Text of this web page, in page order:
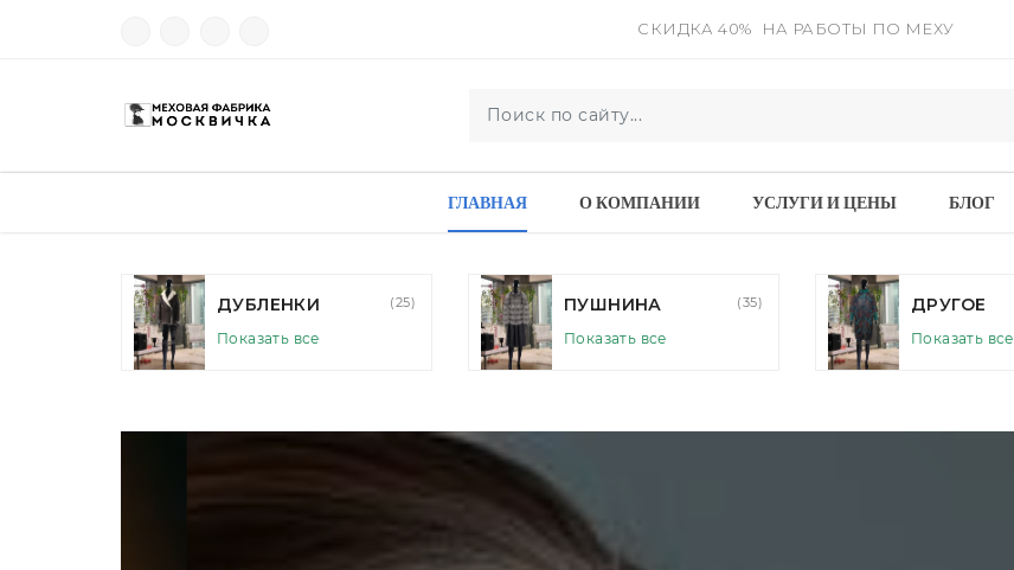
СКИДКА 40% НА РАБОТЫ ПО МЕХУ
ГЛАВНАЯ О КОМПАНИИ УСЛУГИ И ЦЕНЫ БЛОГ
ПУШНИНА (35)
Показать все
ДРУГОЕ (89)
Показать все
НОРКА
Показать все